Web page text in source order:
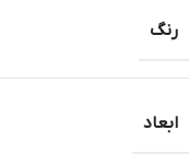
رنگ
ابعاد